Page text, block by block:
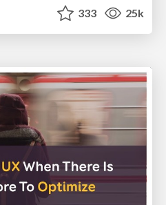
333 25k